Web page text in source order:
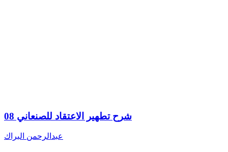
شرح تطهير الاعتقاد للصنعاني 08
عبدالرحمن البراك